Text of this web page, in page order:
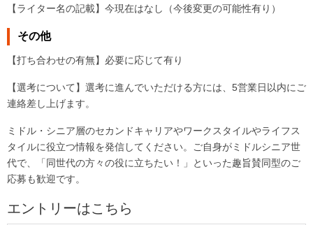
【ライター名の記載】今現在はなし（今後変更の可能性有り）
その他
【打ち合わせの有無】必要に応じて有り
【選考について】選考に進んでいただける方には、5営業日以内にご
連絡差し上げます。
ミドル・シニア層のセカンドキャリアやワークスタイルやライフス
タイルに役立つ情報を発信してください。ご自身がミドルシニア世
代で、「同世代の方々の役に立ちたい！」といった趣旨賛同型のご
応募も歓迎です。
エントリーはこちら